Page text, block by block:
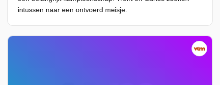
intussen naar een ontvoerd meisje.